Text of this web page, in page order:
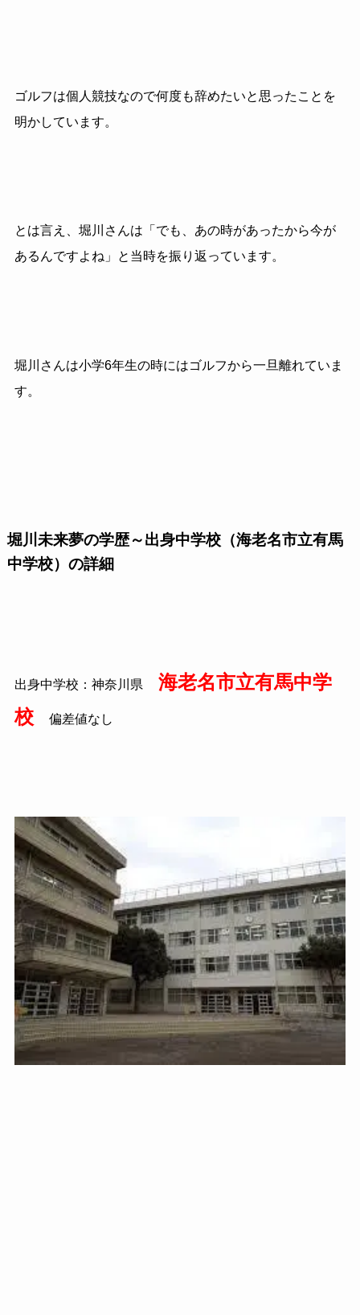
ゴルフは個人競技なので何度も辞めたいと思ったことを
明かしています。
とは言え、堀川さんは「でも、あの時があったから今が
あるんですよね」と当時を振り返っています。
堀川さんは小学6年生の時にはゴルフから一旦離れていま
す。
堀川未来夢の学歴～出身中学校（海老名市立有馬
中学校）の詳細
出身中学校：神奈川県
海老名市立有馬中学
校
偏差値なし